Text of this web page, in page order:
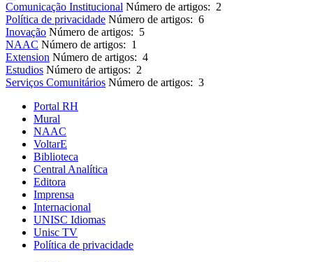
Comunicação Institucional Número de artigos: 2
Política de privacidade Número de artigos: 6
Inovação Número de artigos: 5
NAAC Número de artigos: 1
Extension Número de artigos: 4
Estudios Número de artigos: 2
Serviços Comunitários Número de artigos: 3
Portal RH
Mural
NAAC
VoltarE
Biblioteca
Central Analítica
Editora
Imprensa
Internacional
UNISC Idiomas
Unisc TV
Política de privacidade